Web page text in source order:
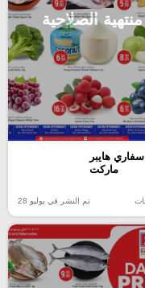
منتهية الصلاحية
سفاري هايبر
ماركت
تم النشر في يوليو 28